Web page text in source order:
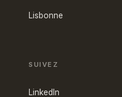
Lisbonne
SUIVEZ
LinkedIn